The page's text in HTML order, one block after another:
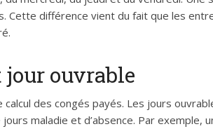
Cette différence vient du fait que les
ouvrable
des congés payés. Les jours
maladie et d’absence. Par exemple,